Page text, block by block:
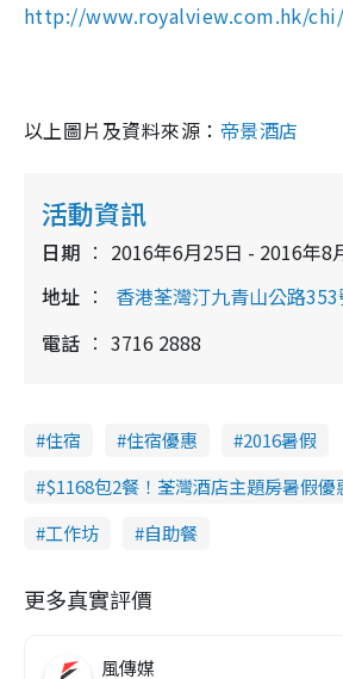
http://www.royalview.com.hk/chi/
以上圖片及資料來源： 帝景酒店
活動資訊
日期
2016年6月25日 - 2016年8
地址
香港荃灣汀九青山公路
電話 3716 2888
住宿 住宿優惠
2016暑假
$1168包2餐！荃灣酒店主題房暑假優
工作坊
自助餐
更多真實評價
風傳媒